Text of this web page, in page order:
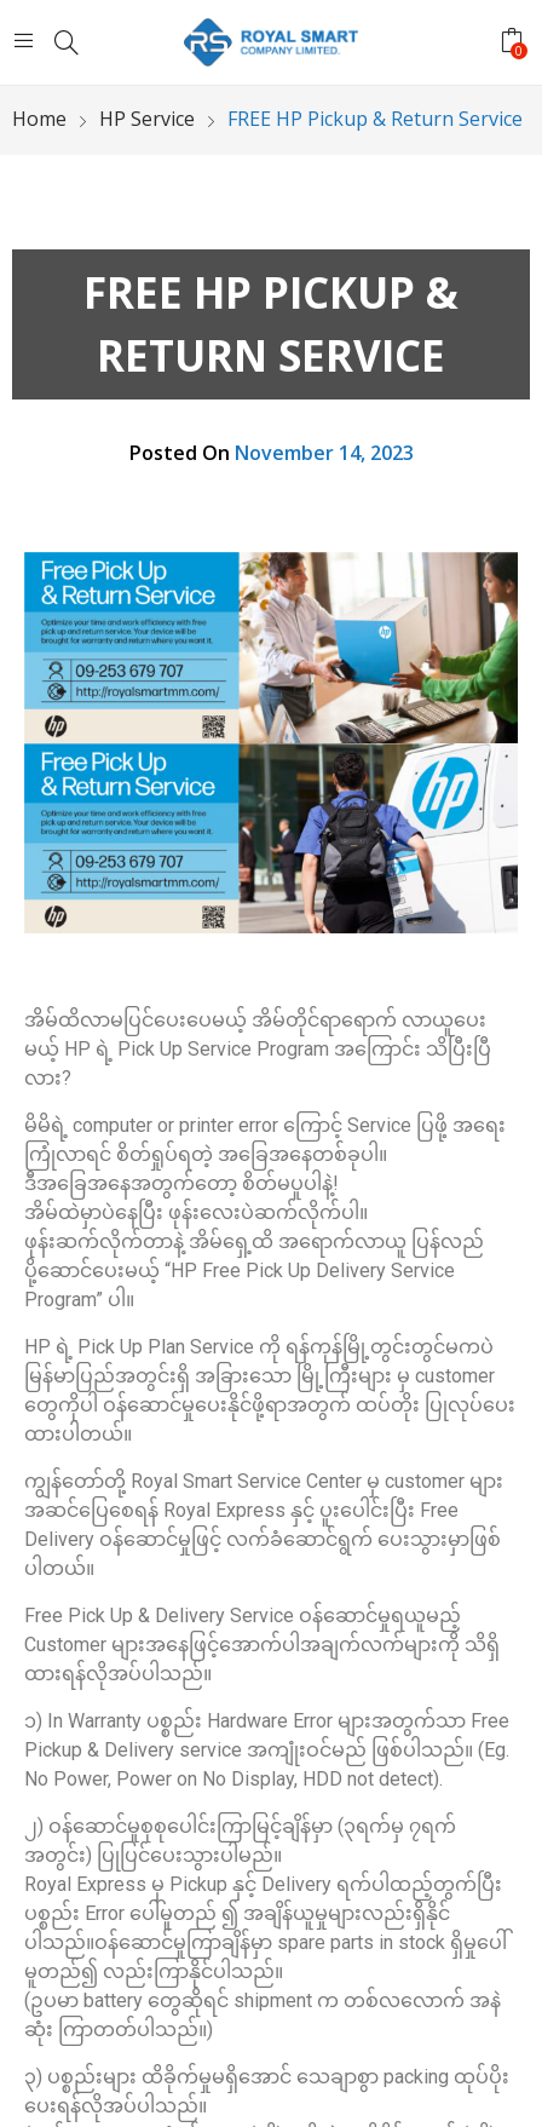
0
Home HP Service FREE HP Pickup & Return Service
FREE HP PICKUP &
RETURN SERVICE
Posted On November 14, 2023
အိမ်ထိလာမပြင်ပေးပေမယ့် အိမ်တိုင်ရာရောက် လာယူပေး
မယ့် HP ရဲ့ Pick Up Service Program အကြောင်း သိပြီးပြီ
လား?
မိမိရဲ့ computer or printer error ကြောင့် Service ပြဖို့ အရေး
ကြုံလာရင် စိတ်ရှုပ်ရတဲ့ အခြေအနေတစ်ခုပါ။
ဒီအခြေအနေအတွက်တော့ စိတ်မပူပါနဲ့!
အိမ်ထဲမှာပဲနေပြီး ဖုန်းလေးပဲဆက်လိုက်ပါ။
ဖုန်းဆက်လိုက်တာနဲ့ အိမ်ရှေ့ထိ အရောက်လာယူ ပြန်လည်
ပို့ဆောင်ပေးမယ့် “HP Free Pick Up Delivery Service
Program” ပါ။
HP ရဲ့ Pick Up Plan Service ကို ရန်ကုန်မြို့တွင်းတွင်မကပဲ
မြန်မာပြည်အတွင်းရှိ အခြားသော မြို့ကြီးများ မှ customer
တွေကိုပါ ဝန်ဆောင်မှုပေးနိုင်ဖို့ရာအတွက် ထပ်တိုး ပြုလုပ်ပေး
ထားပါတယ်။
ကျွန်တော်တို့ Royal Smart Service Center မှ customer များ
အဆင်ပြေစေရန် Royal Express နှင့် ပူးပေါင်းပြီး Free
Delivery ဝန်ဆောင်မှုဖြင့် လက်ခံဆောင်ရွက် ပေးသွားမှာဖြစ်
ပါတယ်။
Free Pick Up & Delivery Service ဝန်ဆောင်မှုရယူမည့်
Customer များအနေဖြင့်အောက်ပါအချက်လက်များကို သိရှိ
ထားရန်လိုအပ်ပါသည်။
၁) In Warranty ပစ္စည်း Hardware Error များအတွက်သာ Free
Pickup & Delivery service အကျုံးဝင်မည် ဖြစ်ပါသည်။ (Eg.
No Power, Power on No Display, HDD not detect).
၂) ဝန်ဆောင်မှုစုစုပေါင်းကြာမြင့်ချိန်မှာ (၃ရက်မှ ၇ရက်
အတွင်း) ပြုပြင်ပေးသွားပါမည်။
Royal Express မှ Pickup နှင့် Delivery ရက်ပါထည့်တွက်ပြီး
ပစ္စည်း Error ပေါ်မူတည် ၍ အချိန်ယူမှုများလည်းရှိနိုင်
ပါသည်။ဝန်ဆောင်မှုကြာချိန်မှာ spare parts in stock ရှိမှုပေါ်
မူတည်၍ လည်းကြာနိုင်ပါသည်။
(ဥပမာ battery တွေဆိုရင် shipment က တစ်လလောက် အနဲ
ဆုံး ကြာတတ်ပါသည်။)
၃) ပစ္စည်းများ ထိခိုက်မှုမရှိအောင် သေချာစွာ packing ထုပ်ပိုး
ပေးရန်လိုအပ်ပါသည်။